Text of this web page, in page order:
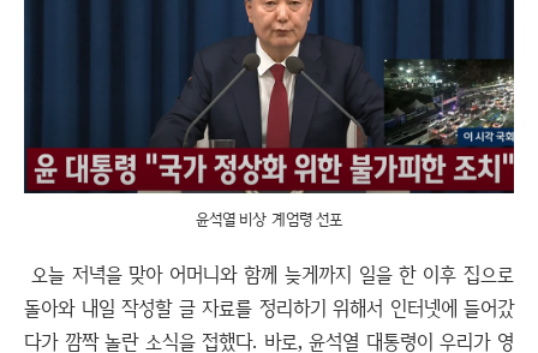
윤석열 비상 계엄령 선포
오늘 저녁을 맞아 어머니와 함께 늦게까지 일을 한 이후 집으로
돌아와 내일 작성할 글 자료를 정리하기 위해서 인터넷에 들어갔
다가 깜짝 놀란 소식을 접했다. 바로, 윤석열 대통령이 우리가 영